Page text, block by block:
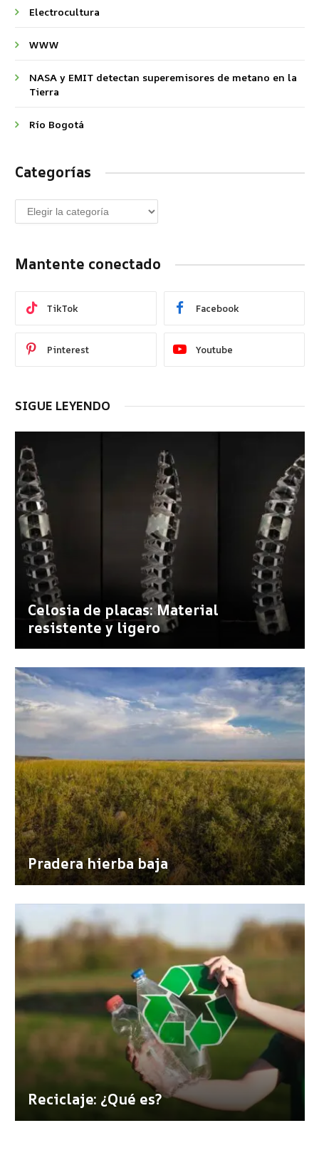
Electrocultura
WWW
NASA y EMIT detectan superemisores de metano en la
Tierra
Río Bogotá
Categorías
Mantente conectado
TikTok Facebook
Pinterest Youtube
SIGUE LEYENDO
Celosia de placas: Material
resistente y ligero
Pradera hierba baja
Reciclaje: ¿Qué es?